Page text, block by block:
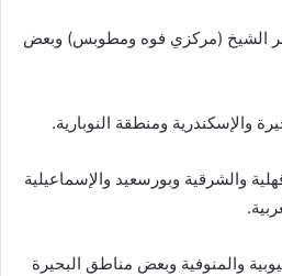
يُزرع في كفر الشيخ (مركزي فوه ومطوبس) وبعض
في الدقهلية والشرقية وبورسعيد والإسماعيلية
في القليوبية والمنوفية وبعض مناطق البحيرة